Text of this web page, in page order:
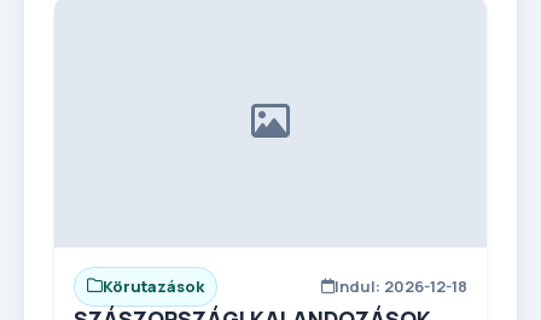
Körutazások Indul: 2026-12-18